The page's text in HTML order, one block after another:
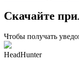
Скачайте
Чтобы получать
HeadHunter